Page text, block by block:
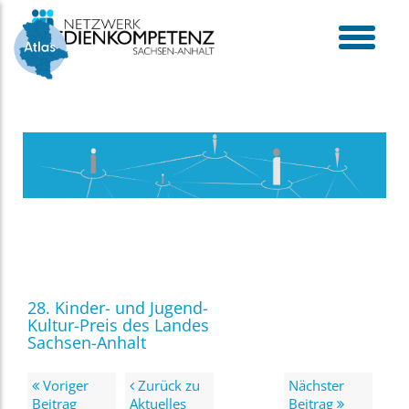
toggle
menu
Skip
content
28. Kinder- und Jugend-
Kultur-Preis des Landes
Sachsen-Anhalt
Voriger
Beitrag
Zurück zu
Aktuelles
Nächster
Beitrag